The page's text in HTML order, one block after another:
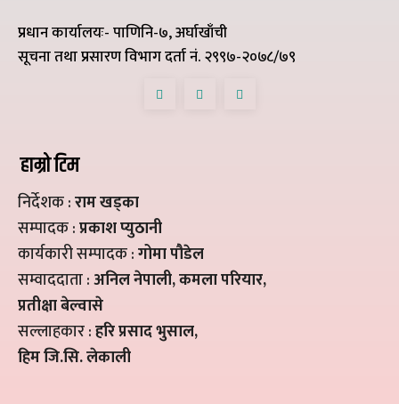
प्रधान कार्यालयः- पाणिनि-७, अर्घाखाँची
सूचना तथा प्रसारण विभाग दर्ता नं. २९९७-२०७८/७९
हाम्रो टिम
निर्देशक :राम खड्का
सम्पादक :प्रकाश प्युठानी
कार्यकारी सम्पादक :गोमा पौडेल
सम्वाददाता :अनिल नेपाली, कमला परियार,
प्रतीक्षा बेल्वासे
सल्लाहकार :हरि प्रसाद भुसाल,
हिम जि.सि. लेकाली